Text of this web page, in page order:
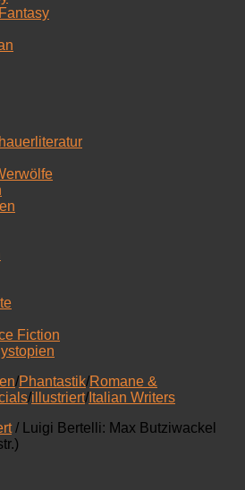
Fiction
/Phantastik/Romane &
/illustriert/ Italian Writers
/ Luigi Bertelli: Max Butziwackel